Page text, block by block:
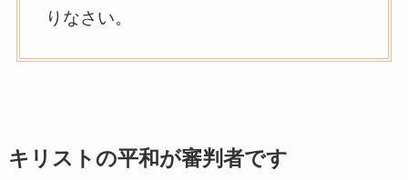
りなさい。
キリストの平和が審判者です